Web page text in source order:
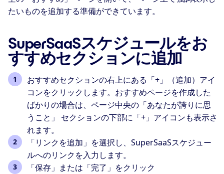
たいものを追加する準備ができています。
SuperSaaSスケジュールをお
すすめセクションに追加
おすすめセクションの右上にある「+」（追加）アイ
コンをクリックします。おすすめページを作成した
ばかりの場合は、ページ中央の「あなたが誇りに思
うこと」 セクションの下部に「+」アイコンも表示さ
れます。
「リンクを追加」を選択し、SuperSaaSスケジュー
ルへのリンクを入力します。
「保存」または「完了」をクリック